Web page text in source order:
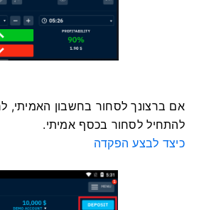
אם ברצונך לסחור בחשבון האמיתי,
להתחיל לסחור בכסף אמיתי.
כיצד לבצע הפקדה